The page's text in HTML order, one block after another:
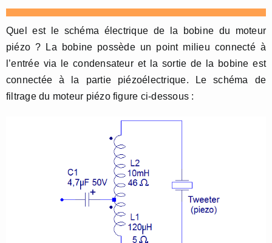
Quel est le schéma électrique de la bobine du moteur
piézo ? La bobine possède un point milieu connecté à
l’entrée via le condensateur et la sortie de la bobine est
connectée à la partie piézoélectrique. Le schéma de
filtrage du moteur piézo figure ci-dessous :